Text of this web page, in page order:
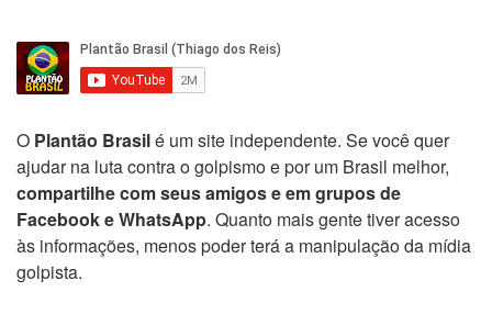
O Plantão Brasilé um site independente. Se você quer
ajudar na luta contra o golpismo e por um Brasil melhor,
compartilhe com seus amigos e em grupos de
Facebook e WhatsApp. Quanto mais gente tiver acesso
às informações, menos poder terá a manipulação da mídia
golpista.